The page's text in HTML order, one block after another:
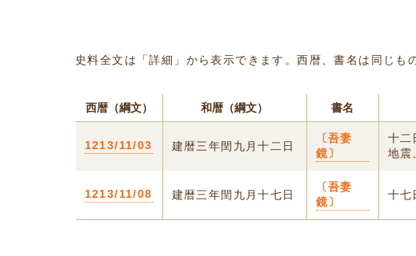
史料全文は「詳細」から表示できます。西暦、書名は同じも
西暦（綱文） 和暦（綱文） 書名
1213/11/03 建暦三年閏九月十二日
〔吾妻
鏡〕
十二
地震
1213/11/08 建暦三年閏九月十七日
〔吾妻
鏡〕
十七